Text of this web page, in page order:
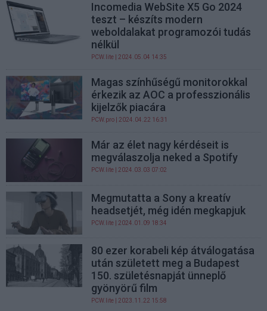
Incomedia WebSite X5 Go 2024
teszt – készíts modern
weboldalakat programozói tudás
nélkül
PCW.lite | 2024.05.04 14:35
Magas színhűségű monitorokkal
érkezik az AOC a professzionális
kijelzők piacára
PCW.pro | 2024.04.22 16:31
Már az élet nagy kérdéseit is
megválaszolja neked a Spotify
PCW.lite | 2024.03.03 07:02
Megmutatta a Sony a kreatív
headsetjét, még idén megkapjuk
PCW.lite | 2024.01.09 18:34
80 ezer korabeli kép átválogatása
után született meg a Budapest
150. születésnapját ünneplő
gyönyörű film
PCW.lite | 2023.11.22 15:58